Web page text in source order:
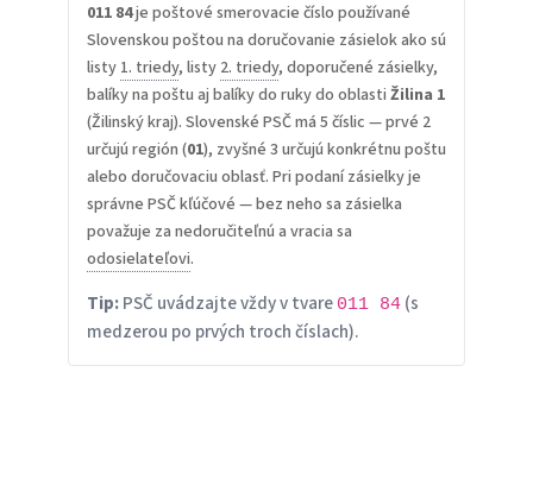
011 84je poštové smerovacie číslo používané
Slovenskou poštou na doručovanie zásielok ako sú
listy 1. triedy, listy 2. triedy, doporučené zásielky,
balíky na poštu aj balíky do ruky do oblasti Žilina 1
(Žilinský kraj). Slovenské PSČ má 5 číslic — prvé 2
určujú región (01), zvyšné 3 určujú konkrétnu poštu
alebo doručovaciu oblasť. Pri podaní zásielky je
správne PSČ kľúčové — bez neho sa zásielka
považuje za nedoručiteľnú a vracia sa
odosielateľovi.
Tip:PSČ uvádzajte vždy v tvare 011 84(s
medzerou po prvých troch číslach).